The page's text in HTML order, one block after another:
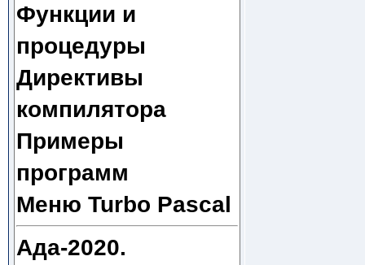
Функции и
процедуры
Директивы
компилятора
Примеры
программ
Меню Turbo Pascal
Ада-2020.